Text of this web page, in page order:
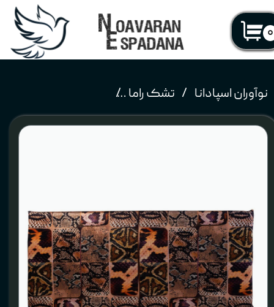
۰
نوآوران اسپادانا تشک راما